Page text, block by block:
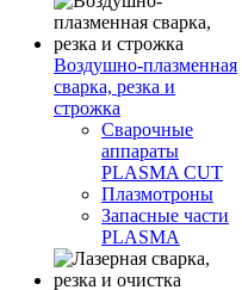
Воздушно-плазменная
сварка, резка и
строжка
Сварочные
аппараты
PLASMA CUT
Плазмотроны
Запасные части
PLASMA